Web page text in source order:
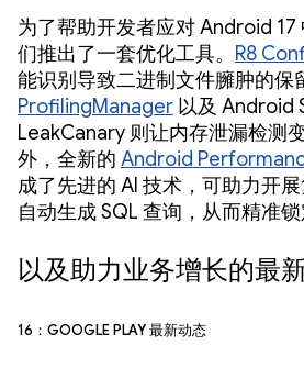
为了帮助开发者应对 Android 17
们推出了一套优化工具。 R8
能识别导致二进制文件臃肿的保
ProfilingManager 以及 Android
LeakCanary 则让内存泄漏检测
外，全新的 Android
成了先进的 AI 技术，可助力开
自动生成 SQL 查询，从而精准锁
以及助力业务增长的最
16：Google Play 最新动态